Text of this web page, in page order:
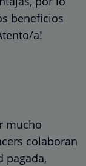
beneficios
a!
mucho
colaboran
pagada,